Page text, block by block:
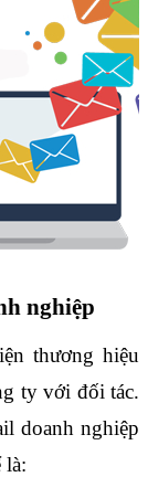
nghiệp
thương hiệu
ty với đối tác.
doanh nghiệp
là: